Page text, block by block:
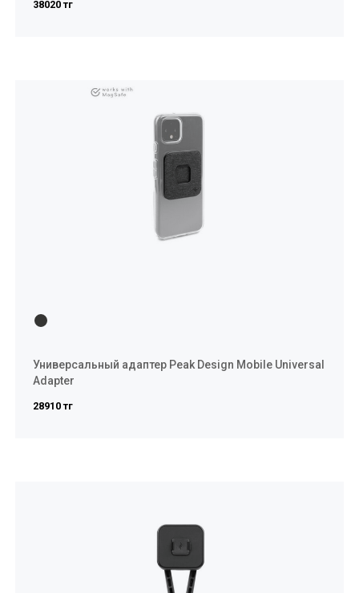
38020 тг
Универсальный адаптер Peak Design Mobile Universal
Adapter
28910 тг